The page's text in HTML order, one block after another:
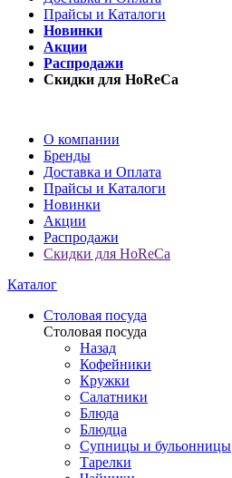
Прайсы и Каталоги
Новинки
Акции
Распродажи
Скидки для HoReCa
О компании
Бренды
Доставка и Оплата
Прайсы и Каталоги
Новинки
Акции
Распродажи
Скидки для HoReCa
Каталог
Столовая посуда
Столовая посуда
Назад
Кофейники
Кружки
Салатники
Блюда
Блюдца
Супницы и бульонницы
Тарелки